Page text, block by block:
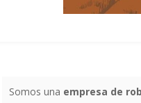
Somos una empresa de